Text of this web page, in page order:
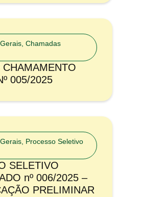
Chamadas
CHAMAMENTO
005/2025
Processo Seletivo
SELETIVO
nº 006/2025 –
PRELIMINAR